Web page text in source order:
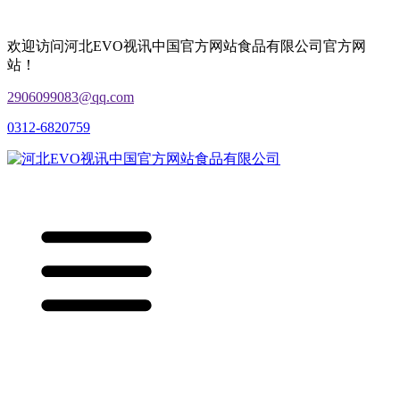
欢迎访问河北EVO视讯中国官方网站食品有限公司官方网
站！
2906099083@qq.com
0312-6820759